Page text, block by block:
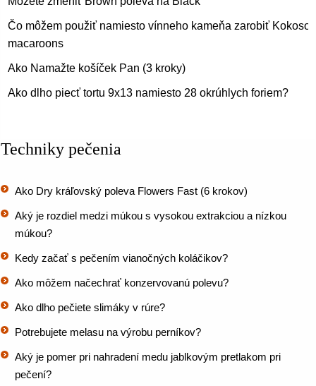
Čo môžem použiť namiesto vínneho kameňa zarobiť
macaroons
Ako Namažte košíček Pan (3 kroky)
Ako dlho piecť tortu 9x13 namiesto 28 okrúhlych foriem?
Techniky pečenia
Ako Dry kráľovský poleva Flowers Fast (6 krokov)
Aký je rozdiel medzi múkou s vysokou extrakciou a nízkou
múkou?
Kedy začať s pečením vianočných koláčikov?
Ako môžem načechrať konzervovanú polevu?
Ako dlho pečiete slimáky v rúre?
Potrebujete melasu na výrobu perníkov?
Aký je pomer pri nahradení medu jablkovým pretlakom pri
pečení?